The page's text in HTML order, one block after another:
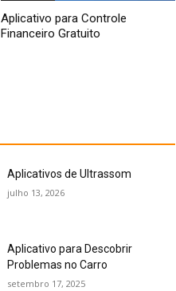
Aplicativo para Controle
Financeiro Gratuito
Aplicativos de Ultrassom
julho 13, 2026
Aplicativo para Descobrir
Problemas no Carro
setembro 17, 2025